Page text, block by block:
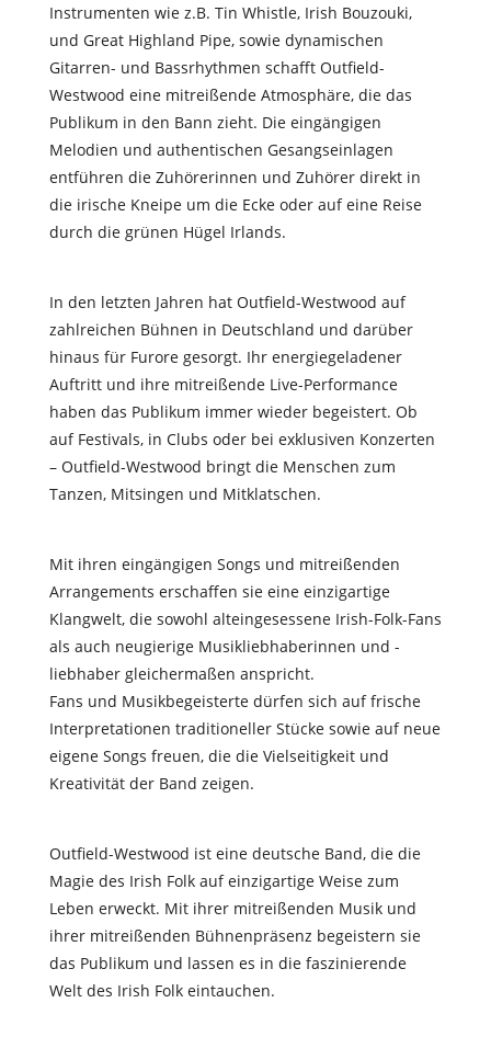
Instrumenten wie z.B. Tin Whistle, Irish Bouzouki,
und Great Highland Pipe, sowie dynamischen
Gitarren- und Bassrhythmen schafft Outfield-
Westwood eine mitreißende Atmosphäre, die das
Publikum in den Bann zieht. Die eingängigen
Melodien und authentischen Gesangseinlagen
entführen die Zuhörerinnen und Zuhörer direkt in
die irische Kneipe um die Ecke oder auf eine Reise
durch die grünen Hügel Irlands.
In den letzten Jahren hat Outfield-Westwood auf
zahlreichen Bühnen in Deutschland und darüber
hinaus für Furore gesorgt. Ihr energiegeladener
Auftritt und ihre mitreißende Live-Performance
haben das Publikum immer wieder begeistert. Ob
auf Festivals, in Clubs oder bei exklusiven Konzerten
– Outfield-Westwood bringt die Menschen zum
Tanzen, Mitsingen und Mitklatschen.
Mit ihren eingängigen Songs und mitreißenden
Arrangements erschaffen sie eine einzigartige
Klangwelt, die sowohl alteingesessene Irish-Folk-Fans
als auch neugierige Musikliebhaberinnen und -
liebhaber gleichermaßen anspricht.
Fans und Musikbegeisterte dürfen sich auf frische
Interpretationen traditioneller Stücke sowie auf neue
eigene Songs freuen, die die Vielseitigkeit und
Kreativität der Band zeigen.
Outfield-Westwood ist eine deutsche Band, die die
Magie des Irish Folk auf einzigartige Weise zum
Leben erweckt. Mit ihrer mitreißenden Musik und
ihrer mitreißenden Bühnenpräsenz begeistern sie
das Publikum und lassen es in die faszinierende
Welt des Irish Folk eintauchen.